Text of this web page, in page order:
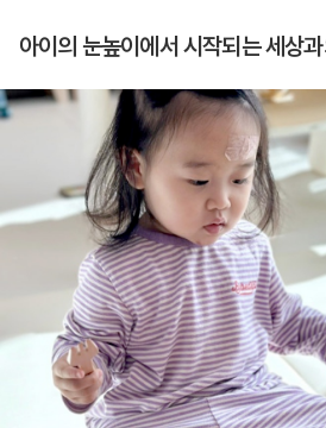
아이의 눈높이에서 시작되는 세상